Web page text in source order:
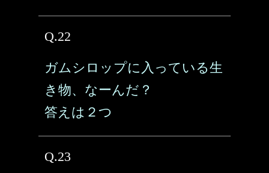
Q.22
ガムシロップに入っている生
き物、なーんだ？
答えは２つ
Q.23